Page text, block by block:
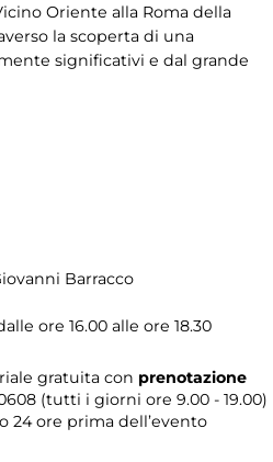
Oriente alla Roma della
la scoperta di una
significativi e dal grande
Barracco
ore 16.00 alle ore 18.30
gratuita con prenotazione
(tutti i giorni ore 9.00 - 19.00)
24 ore prima dell’evento